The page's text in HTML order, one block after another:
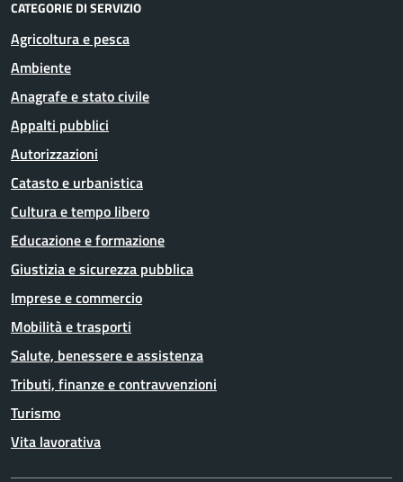
CATEGORIE DI SERVIZIO
Agricoltura e pesca
Ambiente
Anagrafe e stato civile
Appalti pubblici
Autorizzazioni
Catasto e urbanistica
Cultura e tempo libero
Educazione e formazione
Giustizia e sicurezza pubblica
Imprese e commercio
Mobilità e trasporti
Salute, benessere e assistenza
Tributi, finanze e contravvenzioni
Turismo
Vita lavorativa